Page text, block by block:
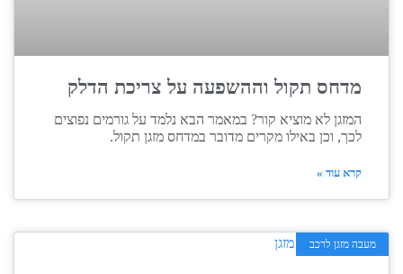
מדחס תקול וההשפעה על צריכת הדלק
המזגן לא מוציא קור? במאמר הבא נלמד על גורמים נפוצים
לכך, וכן באילו מקרים מדובר במדחס מזגן תקול.
קרא עוד »
מעבה מזגן לרכב